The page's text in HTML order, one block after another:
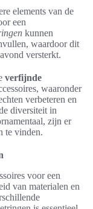
elements van de
een
kunnen
waardoor dit
versterkt.
verfijnde
waaronder
verbeteren en
diversiteit in
zijn er
te vinden.
voor een
van materialen en